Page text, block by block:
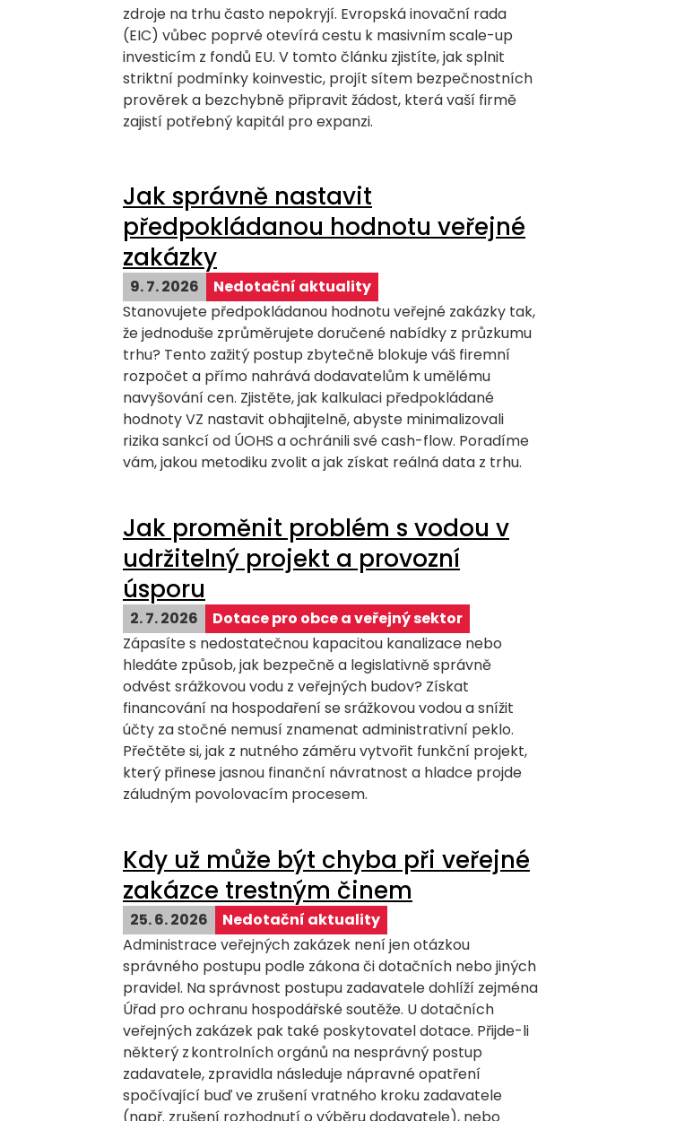
zdroje na trhu často nepokryjí. Evropská inovační rada
(EIC) vůbec poprvé otevírá cestu k masivním scale-up
investicím z fondů EU. V tomto článku zjistíte, jak splnit
striktní podmínky koinvestic, projít sítem bezpečnostních
prověrek a bezchybně připravit žádost, která vaší firmě
zajistí potřebný kapitál pro expanzi.
Jak správně nastavit
předpokládanou hodnotu veřejné
zakázky
9. 7. 2026
Nedotační aktuality
Stanovujete předpokládanou hodnotu veřejné zakázky tak,
že jednoduše zprůměrujete doručené nabídky z průzkumu
trhu? Tento zažitý postup zbytečně blokuje váš firemní
rozpočet a přímo nahrává dodavatelům k umělému
navyšování cen. Zjistěte, jak kalkulaci předpokládané
hodnoty VZ nastavit obhajitelně, abyste minimalizovali
rizika sankcí od ÚOHS a ochránili své cash-flow. Poradíme
vám, jakou metodiku zvolit a jak získat reálná data z trhu.
Jak proměnit problém s vodou v
udržitelný projekt a provozní
úsporu
2. 7. 2026
Dotace pro obce a veřejný sektor
Zápasíte s nedostatečnou kapacitou kanalizace nebo
hledáte způsob, jak bezpečně a legislativně správně
odvést srážkovou vodu z veřejných budov? Získat
financování na hospodaření se srážkovou vodou a snížit
účty za stočné nemusí znamenat administrativní peklo.
Přečtěte si, jak z nutného záměru vytvořit funkční projekt,
který přinese jasnou finanční návratnost a hladce projde
záludným povolovacím procesem.
Kdy už může být chyba při veřejné
zakázce trestným činem
25. 6. 2026
Nedotační aktuality
Administrace veřejných zakázek není jen otázkou
správného postupu podle zákona či dotačních nebo jiných
pravidel. Na správnost postupu zadavatele dohlíží zejména
Úřad pro ochranu hospodářské soutěže. U dotačních
veřejných zakázek pak také poskytovatel dotace. Přijde-li
některý z kontrolních orgánů na nesprávný postup
zadavatele, zpravidla následuje nápravné opatření
spočívající buď ve zrušení vratného kroku zadavatele